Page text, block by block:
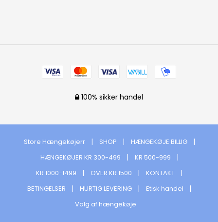
100% sikker handel
Store Hængekøjerr SHOP
HÆNGEKØJE BILLIG
HÆNGEKØJER KR 300-499
KR 500-999
KR 1000-1499
OVER KR 1500
KONTAKT
BETINGELSER
HURTIG LEVERING
Etisk handel
Valg af hængekøje